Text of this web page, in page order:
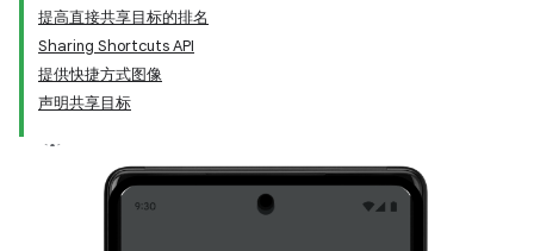
提高直接共享目标的排名
Sharing Shortcuts API
提供快捷方式图像
声明共享目标